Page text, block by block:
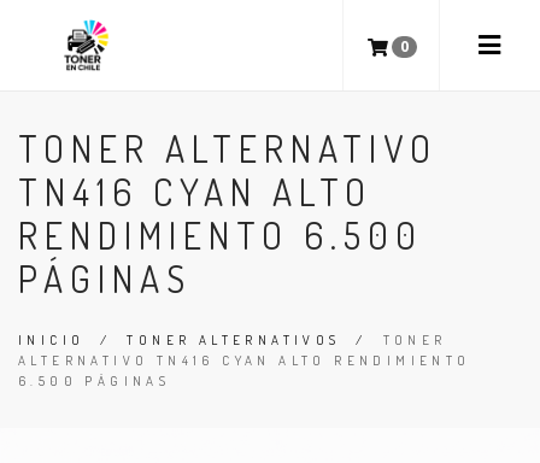
0
TONER ALTERNATIVO
TN416 CYAN ALTO
RENDIMIENTO 6.500
PÁGINAS
INICIO /TONER ALTERNATIVOS / TONER
ALTERNATIVO TN416 CYAN ALTO RENDIMIENTO
6.500 PÁGINAS